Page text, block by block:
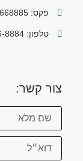
צור קשר:
פקס: 09-7668885
טלפון: 09-766-8884